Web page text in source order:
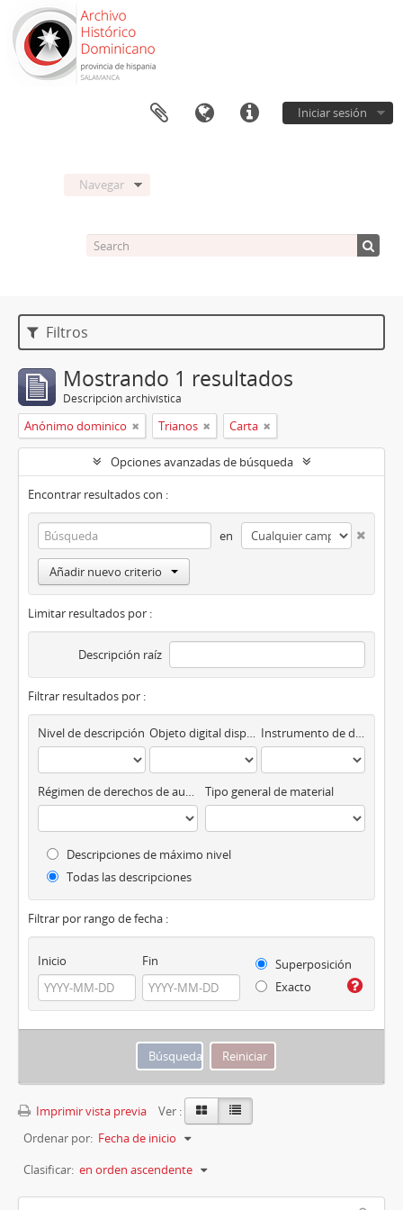
Iniciar sesión
Navegar
Filtros
Mostrando 1 resultados
Descripción archivística
Anónimo dominico Trianos Carta
Opciones avanzadas de búsqueda
Encontrar resultados con :
en
Añadir nuevo criterio
Limitar resultados por :
Descripción raíz
Filtrar resultados por :
Nivel de descripción Objeto digital disponibles Instrumento de descripción
Régimen de derechos de autor Tipo general de material
Descripciones de máximo nivel
Todas las descripciones
Filtrar por rango de fecha :
Inicio Fin
Superposición
Exacto
Imprimir vista previa
Ver :
Ordenar por: Fecha de inicio
Clasificar: en orden ascendente